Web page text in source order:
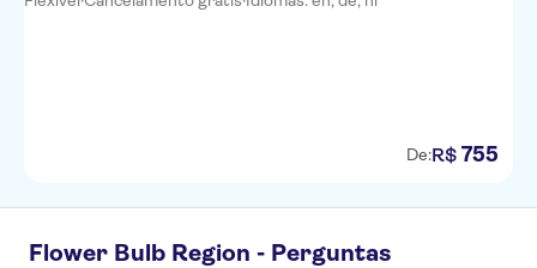
De:R$ 755
Flower Bulb Region - Perguntas